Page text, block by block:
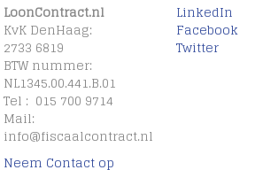
LoonContract.nl
KvK DenHaag:
2733 6819
BTW nummer:
NL1345.00.441.B.01
Tel : 015 700 9714
Mail:
info@fiscaalcontract.nl
Neem Contact op
LinkedIn
Facebook
Twitter